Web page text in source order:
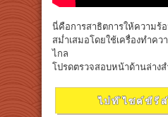
นี่คือการสาธิตการให้ความร้
สม่ำเสมอโดยใช้เครื่องทำคว
ไกล
โปรดตรวจสอบหน้าด้านล่าง